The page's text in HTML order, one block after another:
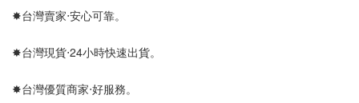
✸台灣賣家‧安心可靠。
✸台灣現貨‧24小時快速出貨。
✸台灣優質商家‧好服務。